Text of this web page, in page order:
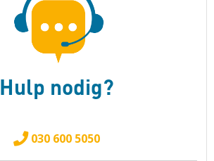
Hulp nodig?
030 600 5050